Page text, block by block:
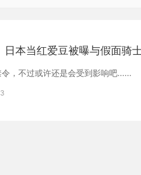
日本当红爱豆被曝与假面骑
，不过或许还是会受到影响吧......